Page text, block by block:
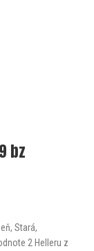
bz
Stará,
2 Helleru z